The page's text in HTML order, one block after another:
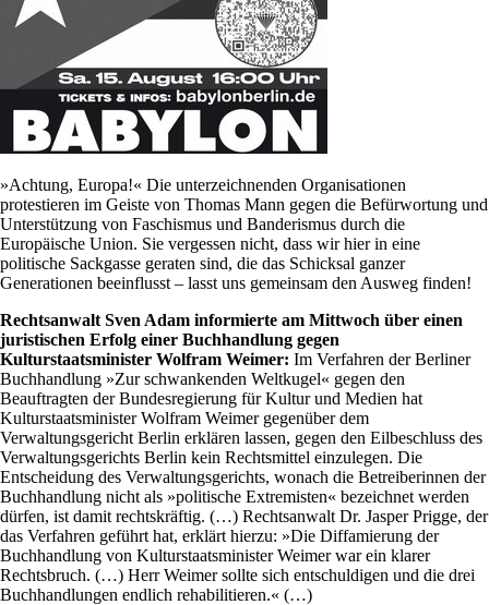
»Achtung, Europa!« Die unterzeichnenden Organisationen
protestieren im Geiste von Thomas Mann gegen die Befürwortung und
Unterstützung von Faschismus und Banderismus durch die
Europäische Union. Sie vergessen nicht, dass wir hier in eine
politische Sackgasse geraten sind, die das Schicksal ganzer
Generationen beeinflusst – lasst uns gemeinsam den Ausweg finden!
Rechtsanwalt Sven Adam informierte am Mittwoch über einen
juristischen Erfolg einer Buchhandlung gegen
Kulturstaatsminister Wolfram Weimer: Im Verfahren der Berliner
Buchhandlung »Zur schwankenden Weltkugel« gegen den
Beauftragten der Bundesregierung für Kultur und Medien hat
Kulturstaatsminister Wolfram Weimer gegenüber dem
Verwaltungsgericht Berlin erklären lassen, gegen den Eilbeschluss des
Verwaltungsgerichts Berlin kein Rechtsmittel einzulegen. Die
Entscheidung des Verwaltungsgerichts, wonach die Betreiberinnen der
Buchhandlung nicht als »politische Extremisten« bezeichnet werden
dürfen, ist damit rechtskräftig. (…) Rechtsanwalt Dr. Jasper Prigge, der
das Verfahren geführt hat, erklärt hierzu: »Die Diffamierung der
Buchhandlung von Kulturstaatsminister Weimer war ein klarer
Rechtsbruch. (…) Herr Weimer sollte sich entschuldigen und die drei
Buchhandlungen endlich rehabilitieren.« (…)